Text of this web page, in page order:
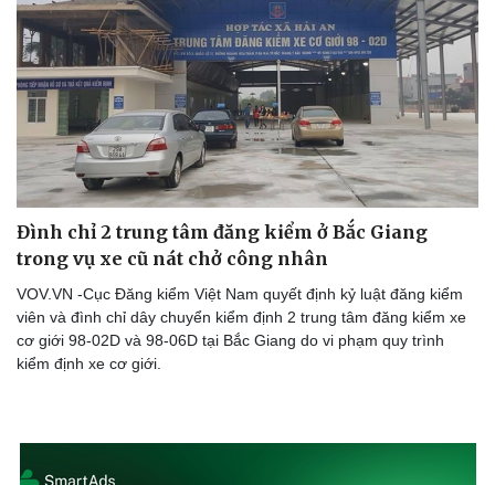
Sức khỏe
Dinh dưỡng - món ngon
Cây thuốc
Sản phụ khoa
Nhi khoa
Phòng mạch online
Ăn sạch sống khỏe
Đời sống
Nhà đẹp
Blog
Tình yêu - Gia đình
Đình chỉ 2 trung tâm đăng kiểm ở Bắc Giang
trong vụ xe cũ nát chở công nhân
VOV.VN -Cục Đăng kiểm Việt Nam quyết định kỷ luật đăng kiểm
viên và đình chỉ dây chuyển kiểm định 2 trung tâm đăng kiểm xe
cơ giới 98-02D và 98-06D tại Bắc Giang do vi phạm quy trình
kiểm định xe cơ giới.